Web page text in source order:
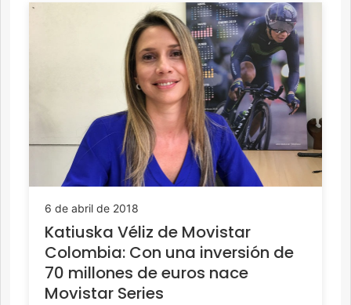
6 de abril de 2018
Katiuska Véliz de Movistar
Colombia: Con una inversión de
70 millones de euros nace
Movistar Series